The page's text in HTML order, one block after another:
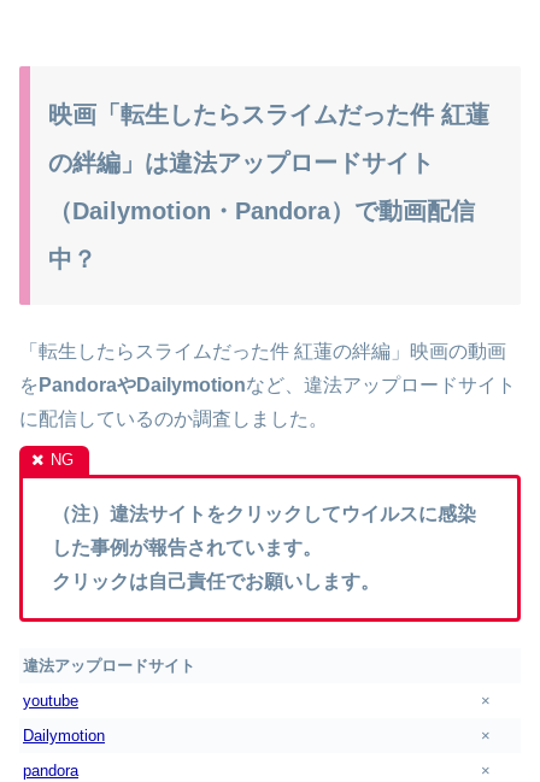
映画「転生したらスライムだった件 紅蓮
の絆編」は違法アップロードサイト
（Dailymotion・Pandora）で動画配信
中？
「転生したらスライムだった件 紅蓮の絆編」映画の動画
を PandoraやDailymotionなど、違法アップロードサイト
に配信しているのか調査しました。
（注）違法サイトをクリックしてウイルスに感染
した事例が報告されています。
クリックは自己責任でお願いします。
違法アップロードサイト
youtube
×
Dailymotion
×
pandora
×